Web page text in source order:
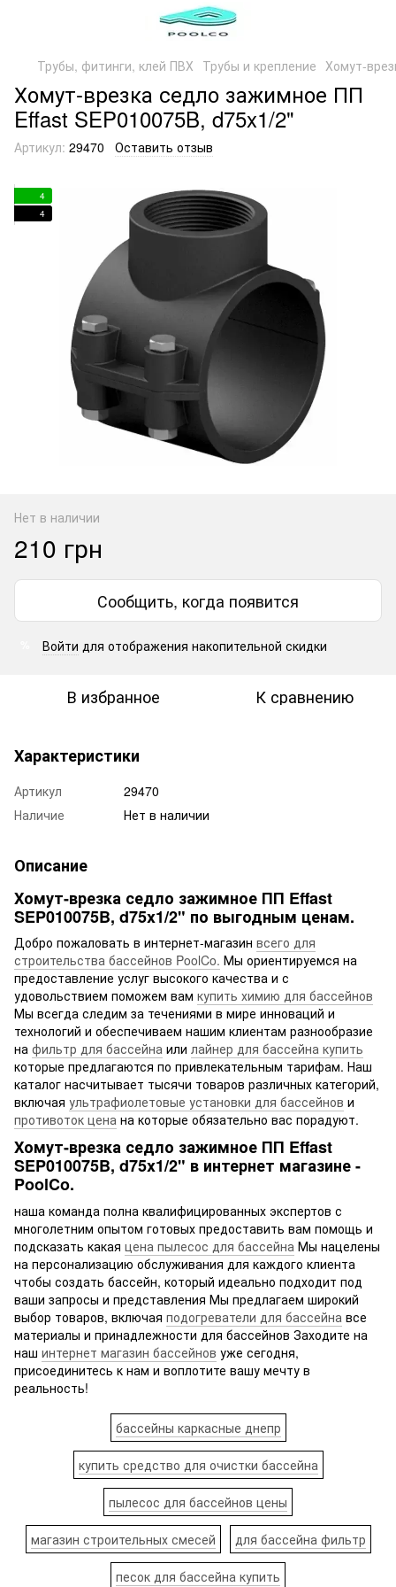
Трубы, фитинги, клей ПВХ Трубы и крепление Хомут-
Хомут-врезка седло зажимное ПП
Effast SEP010075B, d75x1/2"
Артикул: 29470 Оставить отзыв
4
4
Нет в наличии
210 грн
Сообщить, когда появится
Войти для отображения накопительной скидки
В избранное К сравнению
Характеристики
Артикул
29470
Наличие
Нет в наличии
Описание
Хомут-врезка седло зажимное ПП Effast
SEP010075B, d75x1/2" по выгодным ценам.
Добро пожаловать в интернет-магазин всего для
строительства бассейнов PoolCo. Мы ориентируемся на
предоставление услуг высокого качества и с
удовольствием поможем вам купить химию для бассейнов
Мы всегда следим за течениями в мире инноваций и
технологий и обеспечиваем нашим клиентам разнообразие
на фильтр для бассейна или лайнер для бассейна купить
которые предлагаются по привлекательным тарифам. Наш
каталог насчитывает тысячи товаров различных категорий,
включая ультрафиолетовые установки для бассейнов и
противоток цена на которые обязательно вас порадуют.
Хомут-врезка седло зажимное ПП Effast
SEP010075B, d75x1/2" в интернет магазине -
PoolCo.
наша команда полна квалифицированных экспертов с
многолетним опытом готовых предоставить вам помощь и
подсказать какая цена пылесос для бассейна Мы нацелены
на персонализацию обслуживания для каждого клиента
чтобы создать бассейн, который идеально подходит под
ваши запросы и представления Мы предлагаем широкий
выбор товаров, включая подогреватели для бассейна все
материалы и принадлежности для бассейнов Заходите на
наш интернет магазин бассейнов уже сегодня,
присоединитесь к нам и воплотите вашу мечту в
реальность!
бассейны каркасные днепр
купить средство для очистки бассейна
пылесос для бассейнов цены
магазин строительных смесей для бассейна фильтр
песок для бассейна купить